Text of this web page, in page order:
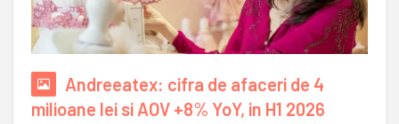
Andreeatex: cifra de afaceri de 4
milioane lei si AOV +8% YoY, in H1 2026